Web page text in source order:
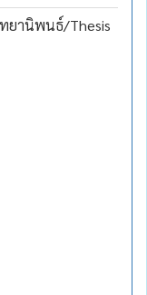
ยานิพนธ์/Thesis